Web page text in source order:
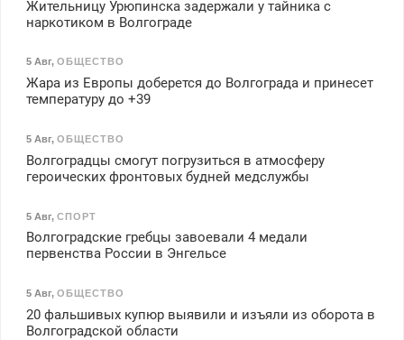
Жительницу Урюпинска задержали у тайника с
наркотиком в Волгограде
5 Авг, ОБЩЕСТВО
Жара из Европы доберется до Волгограда и принесет
температуру до +39
5 Авг, ОБЩЕСТВО
Волгоградцы смогут погрузиться в атмосферу
героических фронтовых будней медслужбы
5 Авг, СПОРТ
Волгоградские гребцы завоевали 4 медали
первенства России в Энгельсе
5 Авг, ОБЩЕСТВО
20 фальшивых купюр выявили и изъяли из оборота в
Волгоградской области